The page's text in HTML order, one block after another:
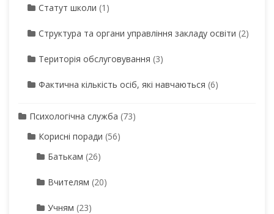
Статут школи (1)
Структура та органи управління закладу освіти (2)
Територія обслуговування (3)
Фактична кількість осіб, які навчаються (6)
Психологічна служба (73)
Корисні поради (56)
Батькам (26)
Вчителям (20)
Учням (23)